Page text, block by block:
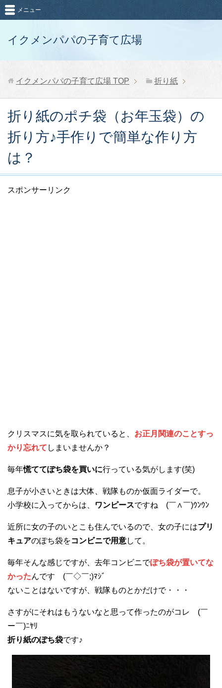
イクメンパパの子育て広場
メニュー
イクメンパパの子育て広場 TOP 折り紙
折り紙のポチ袋（お年玉袋）の
折り方♪手作りで簡単な作り方
は？
スポンサーリンク
クリスマスに気を取られていると、 お正月関連のことすっ
かり忘れて しまいませんか？
毎年慌ててぽち袋を買いに行っている気がします(笑)
息子が小さいときは大体、戦隊ものか仮面ライダーで。
小学校に入ってからは、
ワンピースですね (￣∧￣)ｳﾝｳﾝ
近所に女の子のいとこも住んでいるので、女の子にはプリ
キュアのぽち袋をコンビニで用意して。
毎年そんな感じですが、去年コンビニでぽち袋が置いてな
かったんです (￣◇￣;)ﾏｼﾞ
ないことはないですが、戦隊ものとかだけで・・・
さすがにそれはもうないなと思って作ったのがコレ (￣
ー￣)ﾆﾔﾘ
折り紙のぽち袋です♪